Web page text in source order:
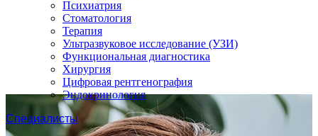
Психиатрия
Стоматология
Терапия
Ультразвуковое исследование (УЗИ)
Функциональная диагностика
Хирургия
Цифровая рентгенография
Эндокринология
Специалисты